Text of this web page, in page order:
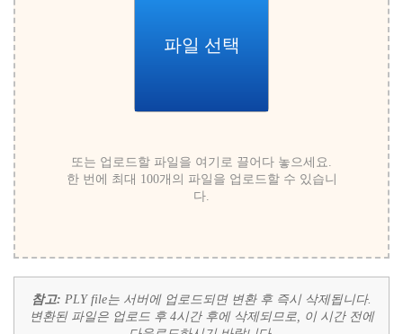
파일 선택
또는 업로드할 파일을 여기로 끌어다 놓으세요.
한 번에 최대 100개의 파일을 업로드할 수 있습니
다.
참고: PLY file는 서버에 업로드되면 변환 후 즉시 삭제됩니다.
변환된 파일은 업로드 후 4시간 후에 삭제되므로, 이 시간 전에